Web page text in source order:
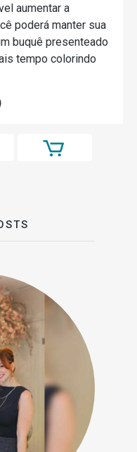
aumentar a
poderá manter sua
buquê presenteado
tempo colorindo